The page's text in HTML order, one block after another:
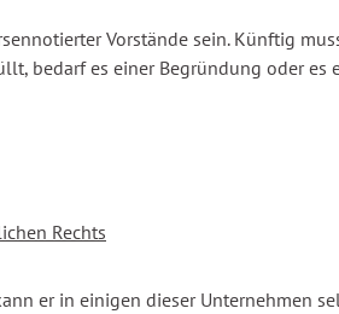
Vorstände sein. Künftig
bedarf es einer Begründung oder
Rechts
er in einigen dieser Unternehmen